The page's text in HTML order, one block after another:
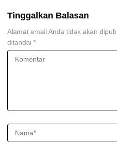
Tinggalkan Balasan
Alamat email Anda tidak akan
ditandai *